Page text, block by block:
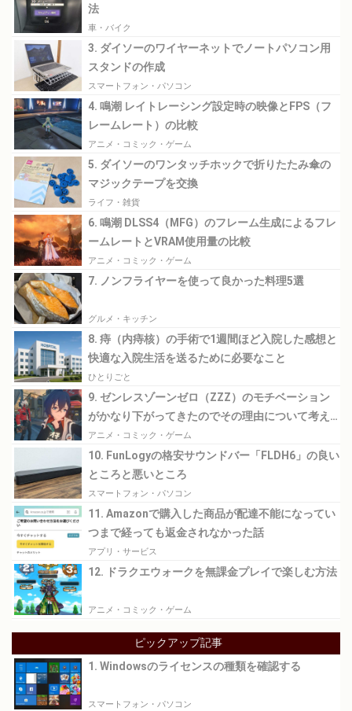
法
車・バイク
3. ダイソーのワイヤーネットでノートパソコン用
スタンドの作成
スマートフォン・パソコン
4. 鳴潮 レイトレーシング設定時の映像とFPS（フ
レームレート）の比較
アニメ・コミック・ゲーム
5. ダイソーのワンタッチホックで折りたたみ傘の
マジックテープを交換
ライフ・雑貨
6. 鳴潮 DLSS4（MFG）のフレーム生成によるフレ
ームレートとVRAM使用量の比較
アニメ・コミック・ゲーム
7. ノンフライヤーを使って良かった料理5選
グルメ・キッチン
8. 痔（内痔核）の手術で1週間ほど入院した感想と
快適な入院生活を送るために必要なこと
ひとりごと
9. ゼンレスゾーンゼロ（ZZZ）のモチベーション
がかなり下がってきたのでその理由について考え
てみる
アニメ・コミック・ゲーム
10. FunLogyの格安サウンドバー「FLDH6」の良い
ところと悪いところ
スマートフォン・パソコン
11. Amazonで購入した商品が配達不能になってい
つまで経っても返金されなかった話
アプリ・サービス
12. ドラクエウォークを無課金プレイで楽しむ方法
アニメ・コミック・ゲーム
ピックアップ記事
1. Windowsのライセンスの種類を確認する
スマートフォン・パソコン